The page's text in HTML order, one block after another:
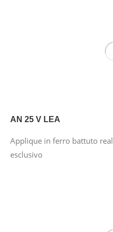
AN 25 V LEA
Applique in ferro battuto
esclusivo